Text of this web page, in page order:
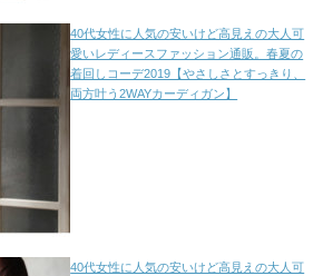
40代女性に人気の安いけど高見えの大人可
愛いレディースファッション通販。春夏の
着回しコーデ2019【やさしさとすっきり、
両方叶う2WAYカーディガン】
40代女性に人気の安いけど高見えの大人可